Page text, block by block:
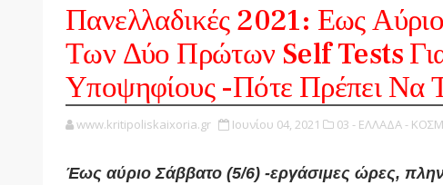
Πανελλαδικές 2021: Εως
Των Δύο Πρώτων Self Tests
Υποψηφίους -Πότε Πρέπει Να
www.kritipoliskaixoria.gr Ιουνίου 04, 2021 03 - ΕΛΛΑΔΑ -
Έως αύριο Σάββατο (5/6) -εργάσιμες ώρες,